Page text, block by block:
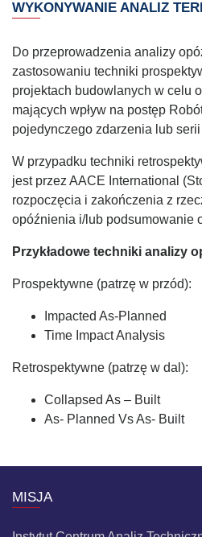
WYKONYWANIE ANALIZ
Do przeprowadzenia analizy
zastosowaniu techniki
projektach budowlanych w celu
mających wpływ na postęp
pojedynczego zdarzenia lub
W przypadku techniki
jest przez AACE International
rozpoczęcia i zakończenia z
opóźnienia i/lub podsumowanie
Przykładowe techniki analizy
Prospektywne (patrzę w przód):
Impacted As-Planned
Time Impact Analysis
Retrospektywne (patrzę w dal):
Collapsed As – Built
As- Planned Vs As- Built
MISJA